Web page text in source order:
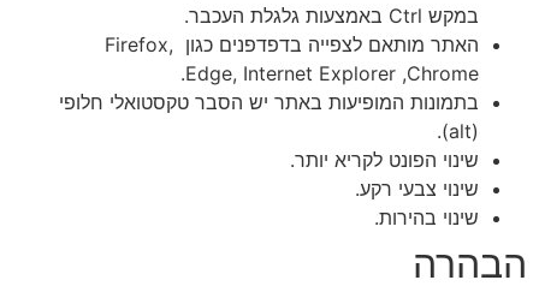
במקש Ctrl באמצעות גלגלת העכבר.
האתר מותאם לצפייה בדפדפנים כגון Firefox,
Chrome,‏ Edge, Internet Explorer.
בתמונות המופיעות באתר יש הסבר טקסטואלי חלופי
(alt).
שינוי הפונט לקריא יותר.
שינוי צבעי רקע.
שינוי בהירות.
הבהרה